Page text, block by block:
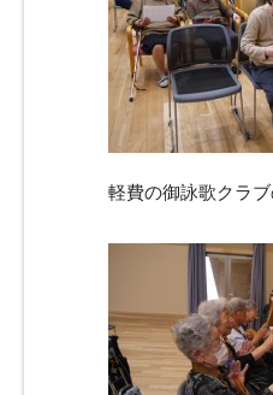
軽費の御詠歌クラ